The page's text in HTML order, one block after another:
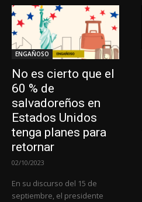
ENGAÑOSO
No es cierto que el
60 % de
salvadoreños en
Estados Unidos
tenga planes para
retornar
02/10/2023
En su discurso del 15 de
septiembre, el presidente